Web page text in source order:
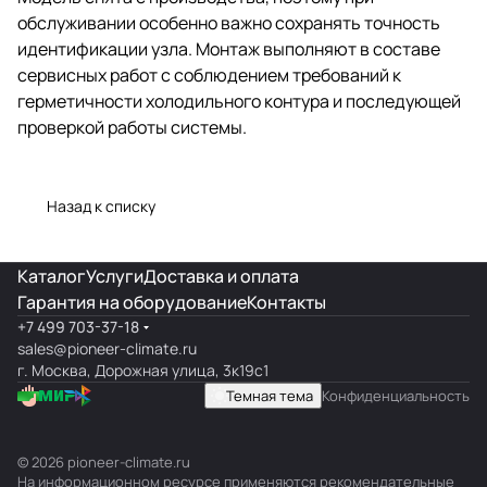
обслуживании особенно важно сохранять точность
идентификации узла. Монтаж выполняют в составе
сервисных работ с соблюдением требований к
герметичности холодильного контура и последующей
проверкой работы системы.
Назад к списку
КаталогУслугиДоставка и оплата
Гарантия на оборудованиеКонтакты
+7 499 703-37-18
sales@pioneer-climate.ru
г. Москва, Дорожная улица, 3к19с1
Темная тема Конфиденциальность
© 2026 pioneer-climate.ru
На информационном ресурсе применяются рекомендательные